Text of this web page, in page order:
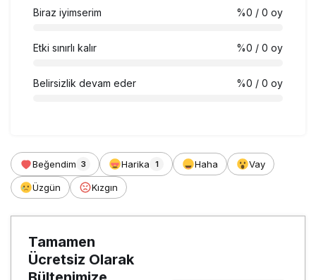
Biraz iyimserim %0 / 0 oy
Etki sınırlı kalır %0 / 0 oy
Belirsizlik devam eder %0 / 0 oy
Beğendim 3 Harika 1 Haha Vay
Üzgün Kızgın
Tamamen
Ücretsiz Olarak